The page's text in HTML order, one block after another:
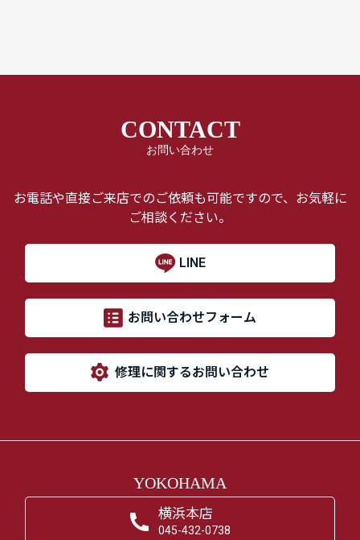
CONTACT
お問い合わせ
お電話や直接ご来店でのご依頼も可能ですので、お気軽に
ご相談ください。
LINE
お問い合わせフォーム
修理に関するお問い合わせ
YOKOHAMA
横浜本店
045-432-0738